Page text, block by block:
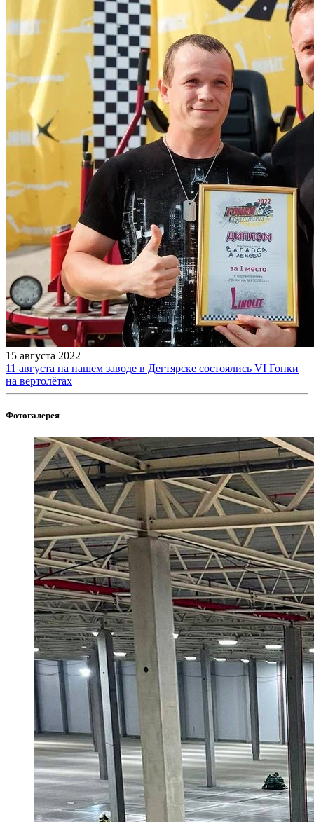
15 августа 2022
11 августа на нашем заводе в Дегтярске состоялись VI Гонки
на вертолётах
Фотогалерея